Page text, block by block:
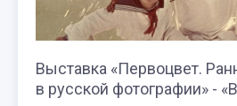
Выставка «Первоцвет.
в русской фотографии» -